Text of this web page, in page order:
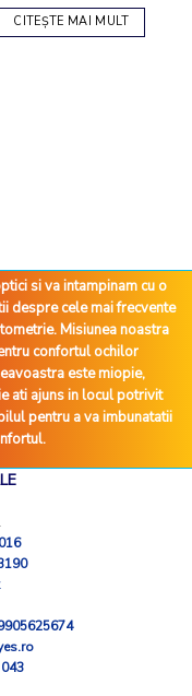
CITEȘTE MAI MULT
si va intampinam cu o
despre cele mai frecvente
Misiunea noastra
confortul ochilor
este miopie,
ati ajuns in locul potrivit
pentru a va imbunatatii